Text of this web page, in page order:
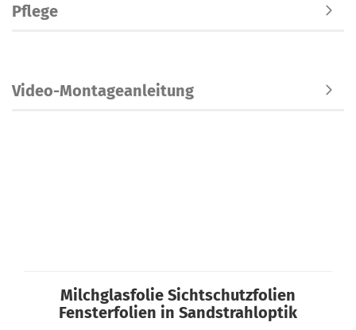
Pflege
Video-Montageanleitung
Milchglasfolie Sichtschutzfolien
Fensterfolien in Sandstrahloptik